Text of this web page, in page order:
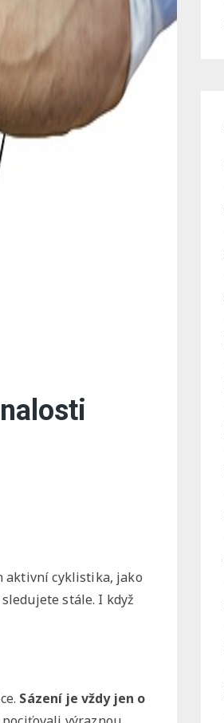
aktivní cyklistika, jako
stále. I když
Sázení je vždy jen o